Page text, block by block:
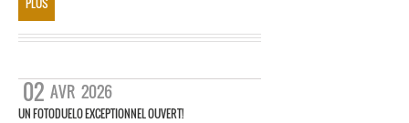
PLUS
02 AVR 2026
UN FOTODUELO EXCEPTIONNEL OUVERT!